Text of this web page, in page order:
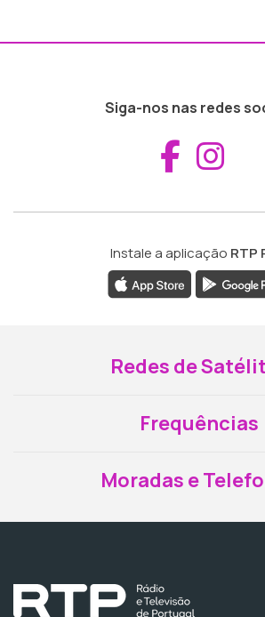
Siga-nos nas redes
Instale a aplicação RTP
Redes de
Frequências
Moradas e